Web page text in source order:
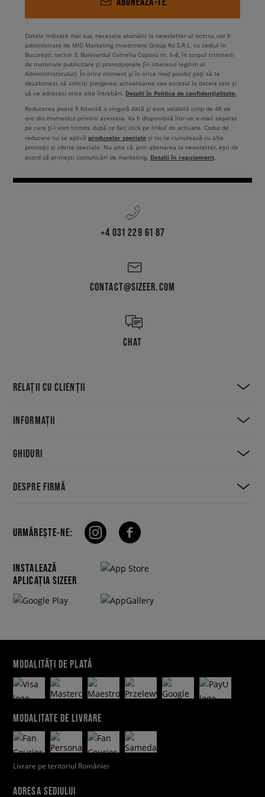
Datele indicate mai sus, necesare abonării la newsletter-ul nostru, vor fi
administrate de MIG Marketing Investment Group Ro S.R.L. cu sediul în
București, sector 3, Bulevardul Corneliu Coposu nr. 6-8, în scopul trimiterii
de materiale publicitare și promoționale (în interesul legitim al
Administratorului). În orice moment și în orice mod posibil poți să te
dezabonezi, să soliciți ștergerea, actualizarea sau accesul la datele tale și
să ne adresezi orice alte întrebări. Detalii în Politica de confidențialitate.
Reducerea poate fi folosită o singură dată și este valabilă timp de 48 de
ore din momentul primirii acesteia. Va fi disponibilă într-un e-mail separat
pe care ți-l vom trimite după ce faci click pe linkul de activare. Codul de
reducere nu se aplică produselor speciale și nu se cumulează cu alte
promoții și oferte speciale. Nu uita că, prin abonarea la newsletter, ești de
acord să primești comunicări de marketing. Detalii în regulament
+4 031 229 61 87
CONTACT@SIZEER.COM
CHAT
RELAȚII CU CLIENȚII
INFORMAȚII
GHIDURI
DESPRE FIRMĂ
URMĂREȘTE-NE:
INSTALEAZĂ
APLICAȚIA SIZEER
MODALITĂȚI DE PLATĂ
MODALITATE DE LIVRARE
Livrare pe teritoriul României
ADRESA SEDIULUI